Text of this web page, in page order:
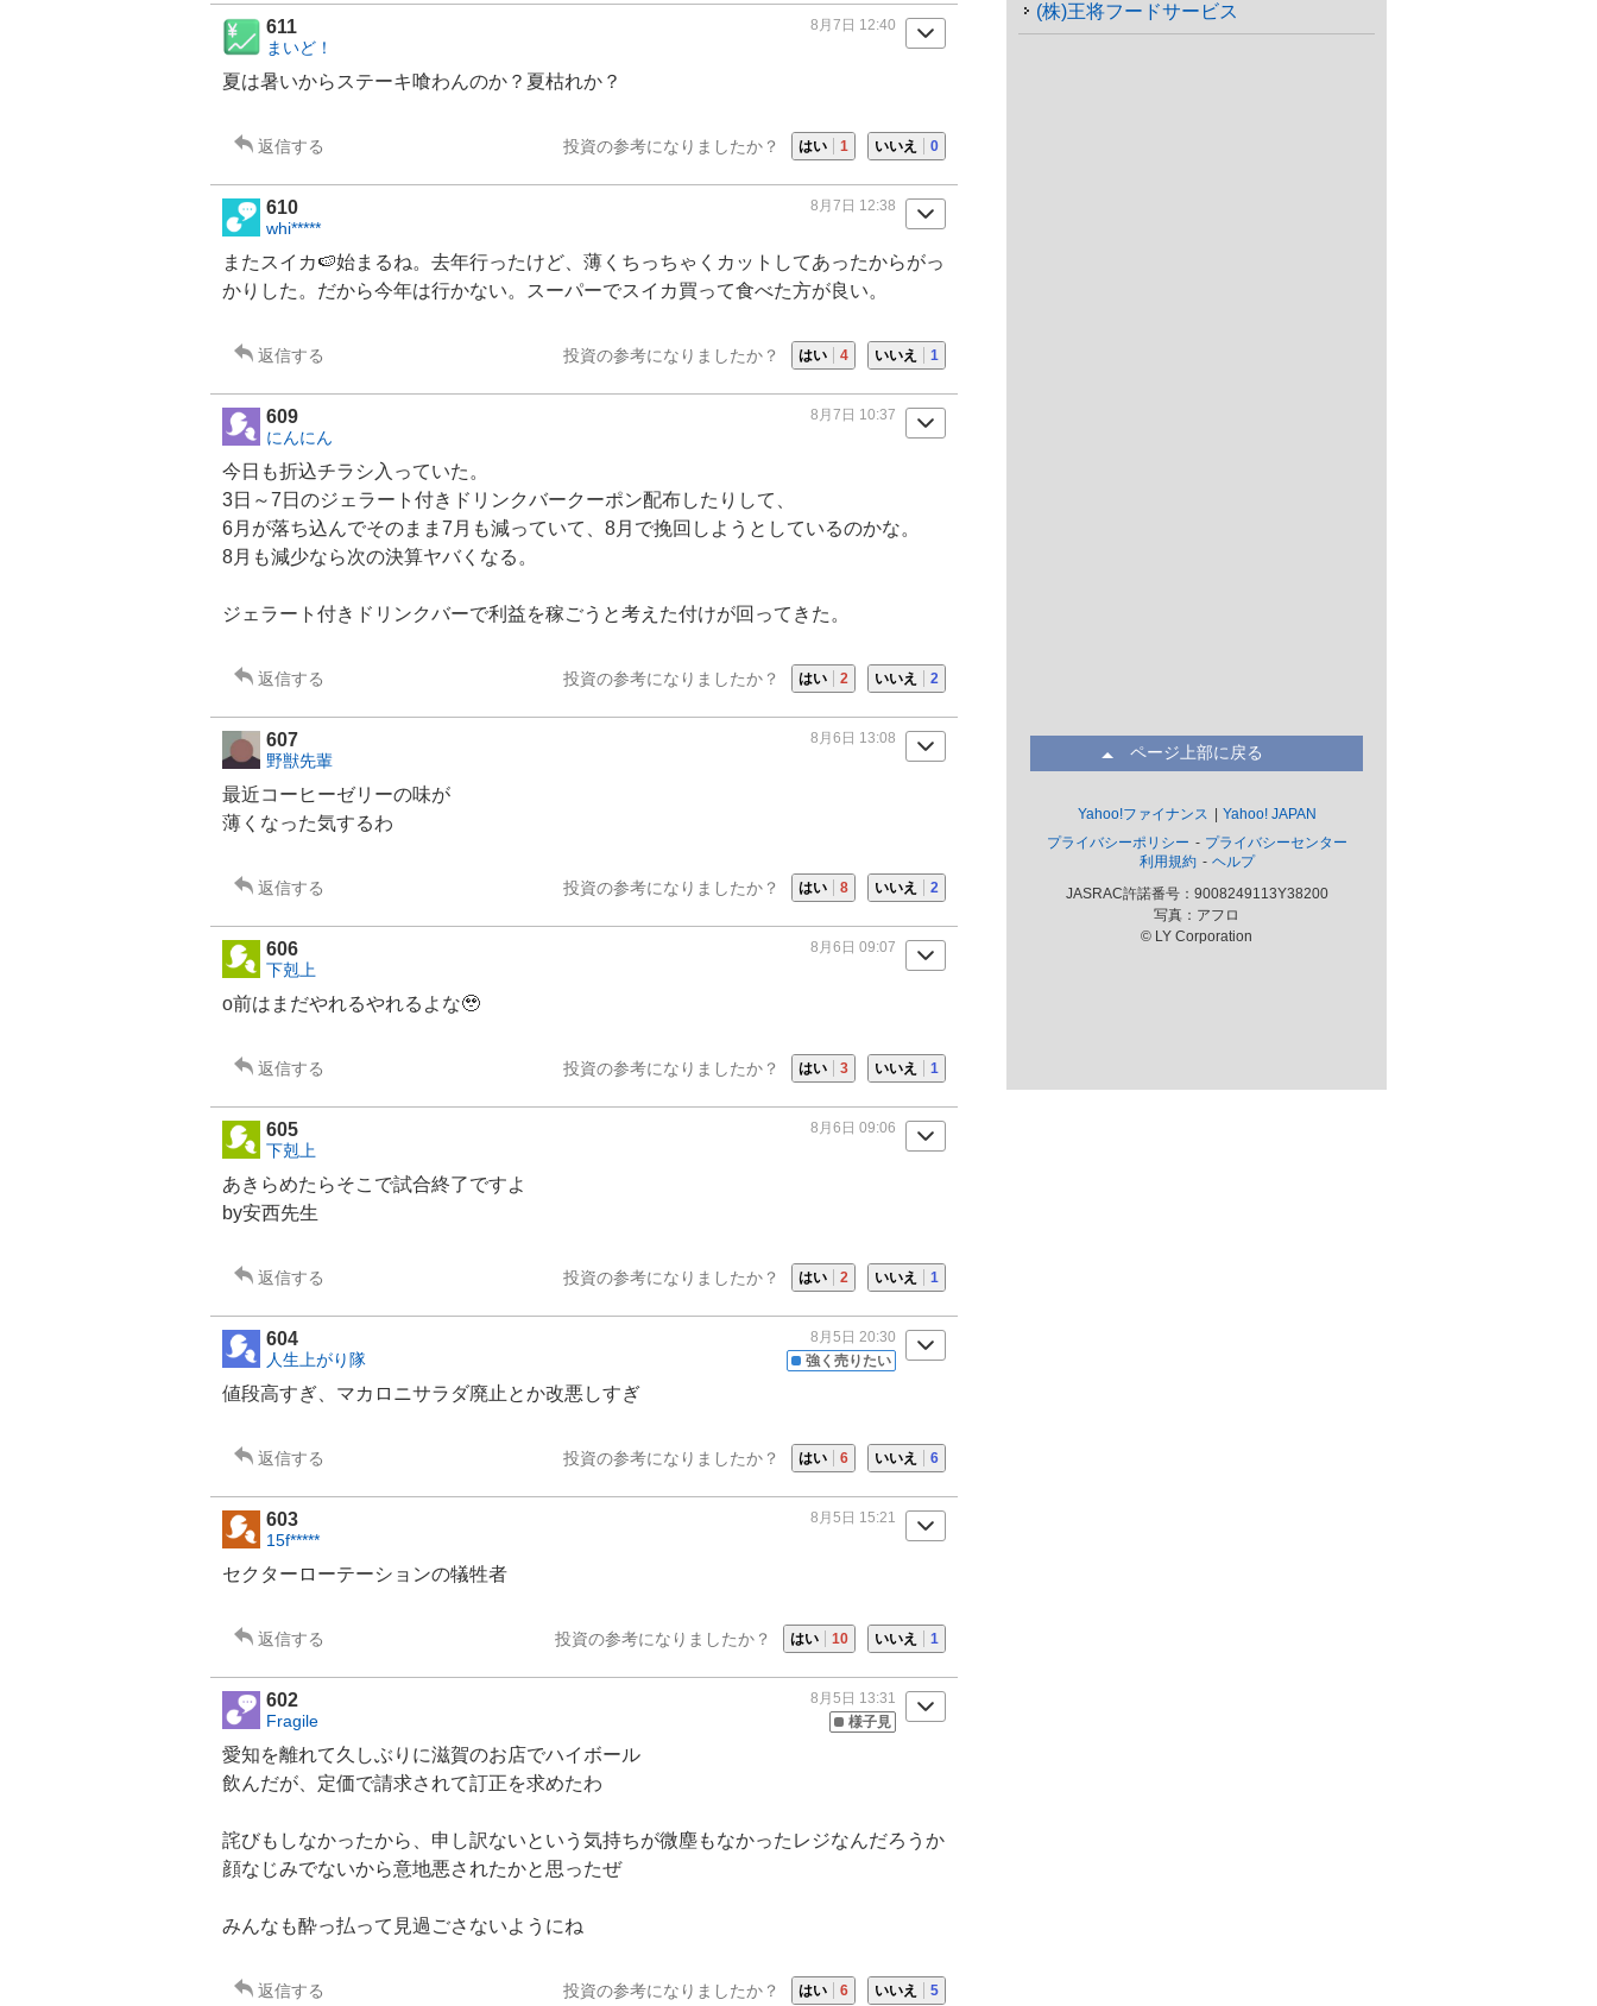
611
まいど！
8月7日 12:40
夏は暑いからステーキ喰わんのか？夏枯れか？
返信する 投資の参考になりましたか？ はい 1 いいえ 0
610
whi*****
8月7日 12:38
またスイカ🍉始まるね。去年行ったけど、薄くちっちゃくカットしてあったからがっ
かりした。だから今年は行かない。スーパーでスイカ買って食べた方が良い。
返信する 投資の参考になりましたか？ はい 4 いいえ 1
609
にんにん
8月7日 10:37
今日も折込チラシ入っていた。
3日～7日のジェラート付きドリンクバークーポン配布したりして、
6月が落ち込んでそのまま7月も減っていて、8月で挽回しようとしているのかな。
8月も減少なら次の決算ヤバくなる。
ジェラート付きドリンクバーで利益を稼ごうと考えた付けが回ってきた。
返信する 投資の参考になりましたか？ はい 2 いいえ 2
607
野獣先輩
8月6日 13:08
最近コーヒーゼリーの味が
薄くなった気するわ
返信する 投資の参考になりましたか？ はい 8 いいえ 2
606
下剋上
8月6日 09:07
o前はまだやれるやれるよな🥹
返信する 投資の参考になりましたか？ はい 3 いいえ 1
605
下剋上
8月6日 09:06
あきらめたらそこで試合終了ですよ
by安西先生
返信する 投資の参考になりましたか？ はい 2 いいえ 1
604
人生上がり隊 強く売りたい
8月5日 20:30
値段高すぎ、マカロニサラダ廃止とか改悪しすぎ
返信する 投資の参考になりましたか？ はい 6 いいえ 6
603
15f*****
8月5日 15:21
セクターローテーションの犠牲者
返信する 投資の参考になりましたか？ はい 10 いいえ 1
602
Fragile 様子見
8月5日 13:31
愛知を離れて久しぶりに滋賀のお店でハイボール
飲んだが、定価で請求されて訂正を求めたわ
詫びもしなかったから、申し訳ないという気持ちが微塵もなかったレジなんだろうか
顔なじみでないから意地悪されたかと思ったぜ
みんなも酔っ払って見過ごさないようにね
返信する 投資の参考になりましたか？ はい 6 いいえ 5
(株)王将フードサービス
ページ上部に戻る
Yahoo!ファイナンス
Yahoo! JAPAN
プライバシーポリシー
プライバシーセンター
利用規約
ヘルプ
JASRAC許諾番号：9008249113Y38200
写真：アフロ
© LY Corporation